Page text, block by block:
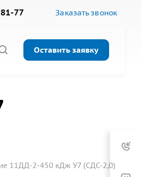
77 Заказать звонок
Оставить заявку
11ДД-2-450 кДж У7 (СДС-2,0)